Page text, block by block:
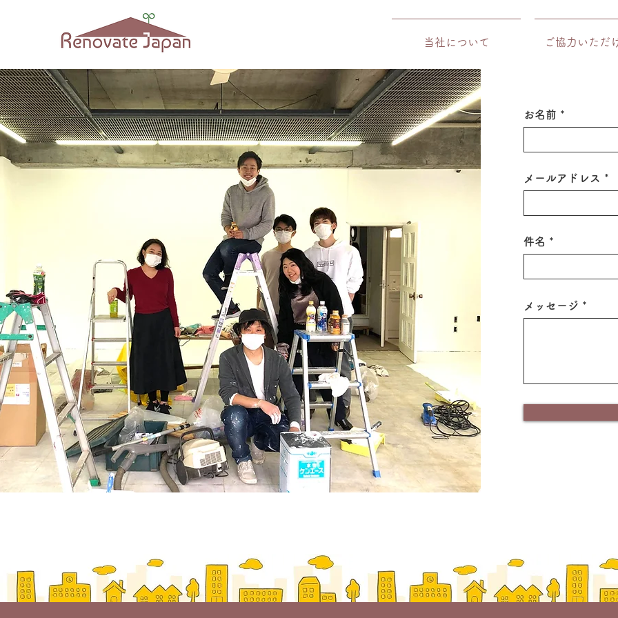
当社について ご協力いただ
お名前
メールアドレス
件名
メッセージ